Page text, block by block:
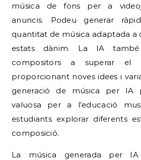
música de fons per a
anuncis. Podeu generar
quantitat de música adaptada a
estats dànim. La IA
compositors a superar el
proporcionant noves idees i
generació de música per IA
valuosa per a l’educació
estudiants explorar diferents
composició.
La música generada per